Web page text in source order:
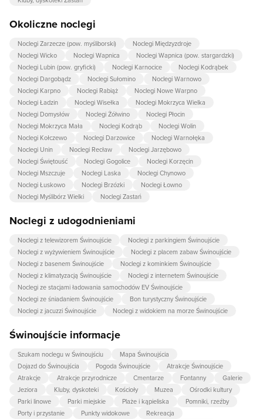
Okoliczne noclegi
Noclegi Zarzecze (pow. myśliborski)
Noclegi Międzyzdroje
Noclegi Wicko
Noclegi Wapnica
Noclegi Wapnica (pow. stargardzki)
Noclegi Lubin (pow. gryficki)
Noclegi Karnocice
Noclegi Kodrąbek
Noclegi Dargobądz
Noclegi Sułomino
Noclegi Warnowo
Noclegi Karpno
Noclegi Rabiąż
Noclegi Nowe Warpno
Noclegi Ładzin
Noclegi Wisełka
Noclegi Mokrzyca Wielka
Noclegi Domysłów
Noclegi Żółwino
Noclegi Płocin
Noclegi Mokrzyca Mała
Noclegi Kodrąb
Noclegi Wolin
Noclegi Kołczewo
Noclegi Darzowice
Noclegi Warnołęka
Noclegi Unin
Noclegi Recław
Noclegi Jarzębowo
Noclegi Świętouść
Noclegi Gogolice
Noclegi Korzęcin
Noclegi Mszczuje
Noclegi Laska
Noclegi Chynowo
Noclegi Łuskowo
Noclegi Brzózki
Noclegi Łowno
Noclegi Myślibórz Wielki
Noclegi Zastań
Noclegi z udogodnieniami
Noclegi z telewizorem Świnoujście
Noclegi z parkingiem Świnoujście
Noclegi z wyżywieniem Świnoujście
Noclegi z placem zabaw Świnoujście
Noclegi z basenem Świnoujście
Noclegi z kominkiem Świnoujście
Noclegi z klimatyzacją Świnoujście
Noclegi z internetem Świnoujście
Noclegi ze stacjami ładowania samochodów EV Świnoujście
Noclegi ze śniadaniem Świnoujście
Bon turystyczny Świnoujście
Noclegi z jacuzzi Świnoujście
Noclegi z widokiem na morze Świnoujście
Świnoujście informacje
Szukam noclegu w Świnoujściu
Mapa Świnoujścia
Dojazd do Świnoujścia
Pogoda Świnoujście
Atrakcje Świnoujście
Atrakcje
Atrakcje przyrodnicze Cmentarze Fontanny
Galerie
Jeziora
Kluby, dyskoteki Kościoły Muzea
Ośrodki kultury
Parki linowe
Parki miejskie Plaże i kąpieliska
Pomniki, rzeźby
Porty i przystanie
Punkty widokowe
Rekreacja